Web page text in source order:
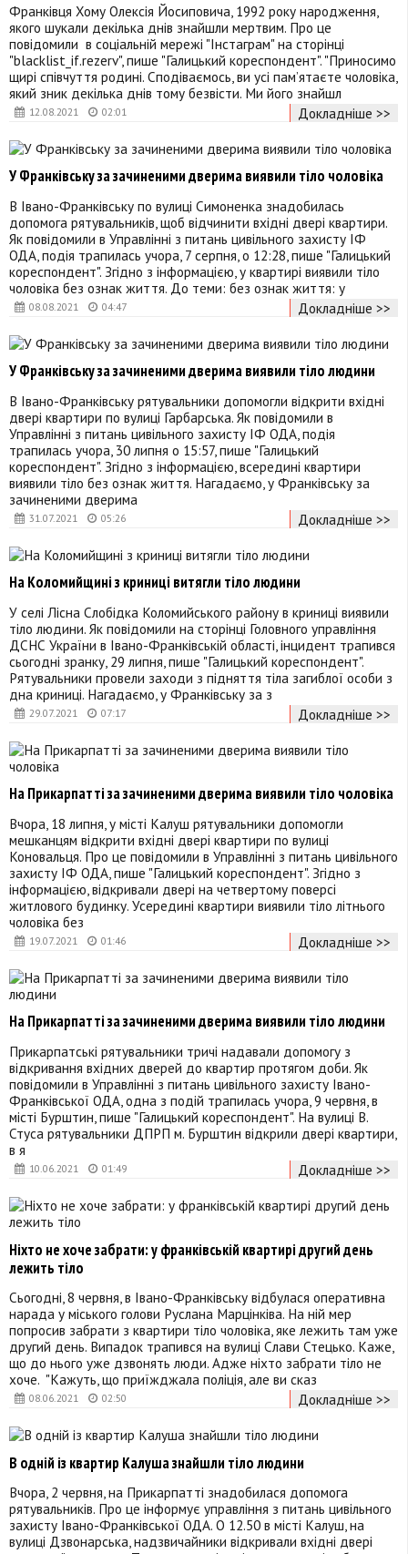
12.08.2021 02:01
Франківця Хому Олексія Йосиповича, 1992 року народження,
якого шукали декілька днів знайшли мертвим. Про це
повідомили в соціальній мережі "Інстаграм" на сторінці
"blacklist_if.rezerv", пише "Галицький кореспондент". "Приносимо
щирі співчуття родині. Сподіваємось, ви усі пам’ятаєте чоловіка,
який зник декілька днів тому безвісти. Ми його знайшл
Докладніше >>
08.08.2021 04:47
У Франківську за зачиненими дверима виявили тіло чоловіка
В Івано-Франківську по вулиці Симоненка знадобилась
допомога рятувальників, щоб відчинити вхідні двері квартири.
Як повідомили в Управлінні з питань цивільного захисту ІФ
ОДА, подія трапилась учора, 7 серпня, о 12:28, пише "Галицький
кореспондент". Згідно з інформацією, у квартирі виявили тіло
чоловіка без ознак життя. До теми: без ознак життя: у
Докладніше >>
31.07.2021 05:26
У Франківську за зачиненими дверима виявили тіло людини
В Івано-Франківську рятувальники допомогли відкрити вхідні
двері квартири по вулиці Гарбарська. Як повідомили в
Управлінні з питань цивільного захисту ІФ ОДА, подія
трапилась учора, 30 липня о 15:57, пише "Галицький
кореспондент". Згідно з інформацією, всередині квартири
виявили тіло без ознак життя. Нагадаємо, у Франківську за
зачиненими дверима
Докладніше >>
29.07.2021 07:17
На Коломийщині з криниці витягли тіло людини
У селі Лісна Слобідка Коломийського району в криниці виявили
тіло людини. Як повідомили на сторінці Головного управління
ДСНС України в Івано-Франківській області, інцидент трапився
сьогодні зранку, 29 липня, пише "Галицький кореспондент".
Рятувальники провели заходи з підняття тіла загиблої особи з
дна криниці. Нагадаємо, у Франківську за з
Докладніше >>
19.07.2021 01:46
На Прикарпатті за зачиненими дверима виявили тіло чоловіка
Вчора, 18 липня, у місті Калуш рятувальники допомогли
мешканцям відкрити вхідні двері квартири по вулиці
Коновальця. Про це повідомили в Управлінні з питань цивільного
захисту ІФ ОДА, пише "Галицький кореспондент". Згідно з
інформацією, відкривали двері на четвертому поверсі
житлового будинку. Усередині квартири виявили тіло літнього
чоловіка без
Докладніше >>
10.06.2021 01:49
На Прикарпатті за зачиненими дверима виявили тіло людини
Прикарпатські рятувальники тричі надавали допомогу з
відкривання вхідних дверей до квартир протягом доби. Як
повідомили в Управлінні з питань цивільного захисту Івано-
Франківської ОДА, одна з подій трапилась учора, 9 червня, в
місті Бурштин, пише "Галицький кореспондент". На вулиці В.
Стуса рятувальники ДПРП м. Бурштин відкрили двері квартири,
в я
Докладніше >>
08.06.2021 02:50
Ніхто не хоче забрати: у франківській квартирі другий день
лежить тіло
Сьогодні, 8 червня, в Івано-Франківську відбулася оперативна
нарада у міського голови Руслана Марцінківа. На ній мер
попросив забрати з квартири тіло чоловіка, яке лежить там уже
другий день. Випадок трапився на вулиці Слави Стецько. Каже,
що до нього уже дзвонять люди. Адже ніхто забрати тіло не
хоче. "Кажуть, що приїжджала поліція, але ви сказ
Докладніше >>
В одній із квартир Калуша знайшли тіло людини
Вчора, 2 червня, на Прикарпатті знадобилася допомога
рятувальників. Про це інформує управління з питань цивільного
захисту Івано-Франківської ОДА. О 12.50 в місті Калуш, на
вулиці Дзвонарська, надзвичайники відкривали вхідні двері